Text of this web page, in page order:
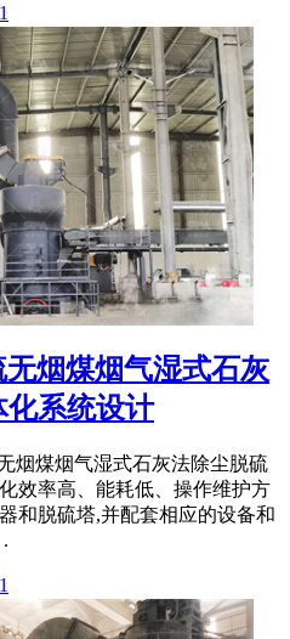
烟煤烟气湿式石灰
系统设计
烟煤烟气湿式石灰法除尘脱硫
效率高、能耗低、操作维护方
和脱硫塔,并配套相应的设备和